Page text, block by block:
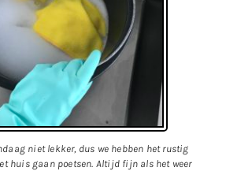
niet lekker, dus we hebben het rustig
huis gaan poetsen. Altijd fijn als het weer